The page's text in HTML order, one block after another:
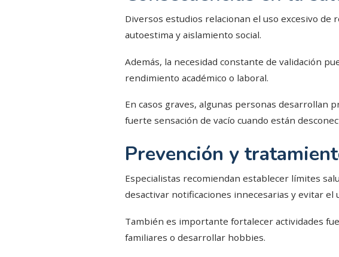
Diversos estudios relacionan el uso excesivo de
autoestima y aislamiento social.
Además, la necesidad constante de validación
rendimiento académico o laboral.
En casos graves, algunas personas desarrollan
fuerte sensación de vacío cuando están
Prevención y
Especialistas recomiendan establecer límites
desactivar notificaciones innecesarias y evitar el
También es importante fortalecer actividades
familiares o desarrollar hobbies.